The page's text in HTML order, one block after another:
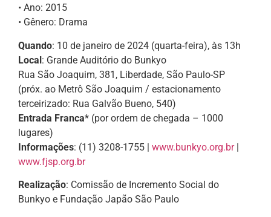
• Ano: 2015
• Gênero: Drama
Quando: 10 de janeiro de 2024 (quarta-feira), às 13h
Local: Grande Auditório do Bunkyo
Rua São Joaquim, 381, Liberdade, São Paulo-SP
(próx. ao Metrô São Joaquim / estacionamento
terceirizado: Rua Galvão Bueno, 540)
Entrada Franca* (por ordem de chegada – 1000
lugares)
Informações: (11) 3208-1755 | www.bunkyo.org.br|
www.fjsp.org.br
Realização: Comissão de Incremento Social do
Bunkyo e Fundação Japão São Paulo